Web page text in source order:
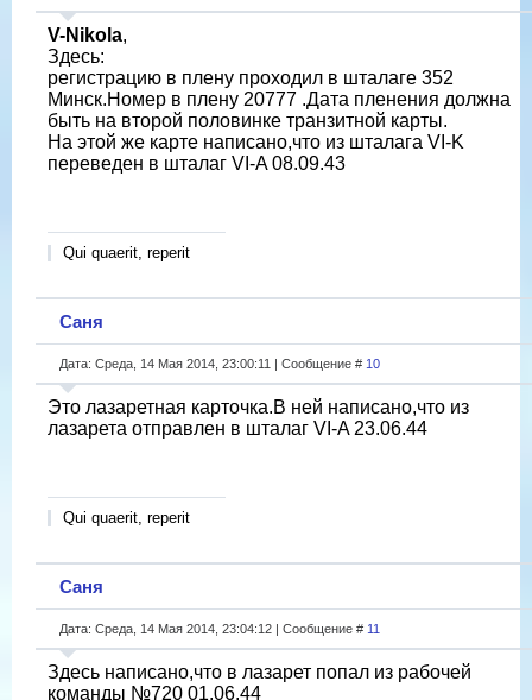
V-Nikola,
Здесь:
регистрацию в плену проходил в шталаге 352
Минск.Номер в плену 20777 .Дата пленения должна
быть на второй половинке транзитной карты.
На этой же карте написано,что из шталага VI-K
переведен в шталаг VI-A 08.09.43
Qui quaerit, reperit
Саня
Дата: Среда, 14 Мая 2014, 23:00:11 | Сообщение # 10
Это лазаретная карточка.В ней написано,что из
лазарета отправлен в шталаг VI-A 23.06.44
Qui quaerit, reperit
Саня
Дата: Среда, 14 Мая 2014, 23:04:12 | Сообщение # 11
Здесь написано,что в лазарет попал из рабочей
команды №720 01.06.44